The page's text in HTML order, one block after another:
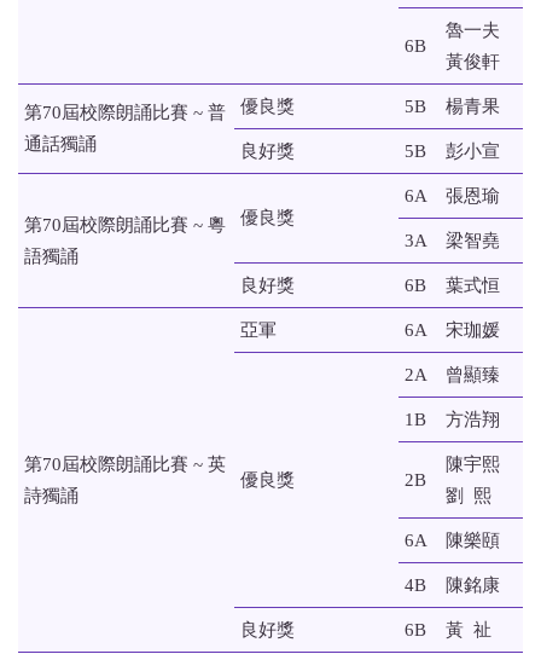
6B
魯一夫
黃俊軒
第70屆校際朗誦比賽 ~ 普
通話獨誦
優良獎 5B 楊青果
良好獎 5B 彭小宣
第70屆校際朗誦比賽 ~ 粵
語獨誦
優良獎
6A 張恩瑜
3A 梁智堯
良好獎 6B 葉式恒
第70屆校際朗誦比賽 ~ 英
詩獨誦
亞軍 6A 宋珈媛
優良獎
2A 曾顯臻
1B 方浩翔
2B
陳宇熙
劉 熙
6A 陳樂頤
4B 陳銘康
良好獎 6B 黃 祉